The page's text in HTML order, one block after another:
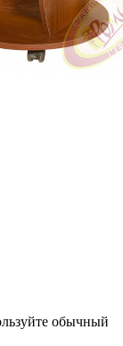
обычный